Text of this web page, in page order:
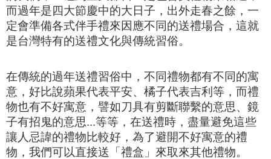
而過年是四大節慶中的大日子，出外走春之餘，一
定會準備各式伴手禮來因應不同的送禮場合，這就
是台灣特有的送禮文化與傳統習俗。
在傳統的過年送禮習俗中，不同禮物都有不同的寓
意，好比說蘋果代表平安、橘子代表吉利等，而禮
物也有不好寓意，譬如刀具有剪斷聯繫的意思、鏡
子有招鬼的意思...等等，在送禮時，盡量避免這些
讓人忌諱的禮物比較好，為了避開不好寓意的禮
物，我們可以直接送「禮盒」來取來其他禮物。